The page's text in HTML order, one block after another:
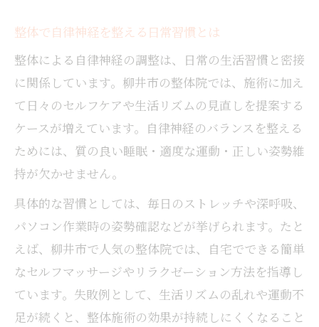
整体で自律神経を整える日常習慣とは
整体による自律神経の調整は、日常の生活習慣と密接
に関係しています。柳井市の整体院では、施術に加え
て日々のセルフケアや生活リズムの見直しを提案する
ケースが増えています。自律神経のバランスを整える
ためには、質の良い睡眠・適度な運動・正しい姿勢維
持が欠かせません。
具体的な習慣としては、毎日のストレッチや深呼吸、
パソコン作業時の姿勢確認などが挙げられます。たと
えば、柳井市で人気の整体院では、自宅でできる簡単
なセルフマッサージやリラクゼーション方法を指導し
ています。失敗例として、生活リズムの乱れや運動不
足が続くと、整体施術の効果が持続しにくくなること